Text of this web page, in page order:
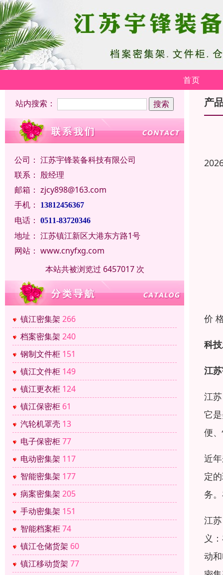
首页
站内搜索：
公司： 江苏宇锋装备科技有限公司
联系： 殷经理
邮箱： zjcy898@163.com
手机：
13812456367
电话： 0511-83720346
地址： 江苏镇江新区大港东方路1号
网站： www.cnyfxg.com
本站共被浏览过 6457017 次
镇江密集架 266
档案密集架 240
钢制文件柜 151
镇江文件柜 149
镇江更衣柜 124
镇江保密柜 61
汽轮机罩壳 13
电子保密柜77
电动密集架 117
智能密集架 177
病案密集架 205
手动密集架 151
智能档案柜74
镇江仓储货架 60
镇江移动货架 77
产
价
科
江
江
它
便
近
定
务
江
义
动